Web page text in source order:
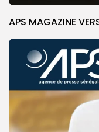
APS MAGAZINE